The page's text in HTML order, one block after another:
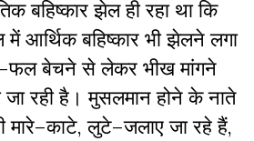
बहिष्कार झेल ही रहा था कि
में आर्थिक बहिष्कार भी झेलने लगा
फल बेचने से लेकर भीख मांगने
जा रही है। मुसलमान होने के नाते
मारे–काटे,लुटे–जलाए जा रहे हैं,